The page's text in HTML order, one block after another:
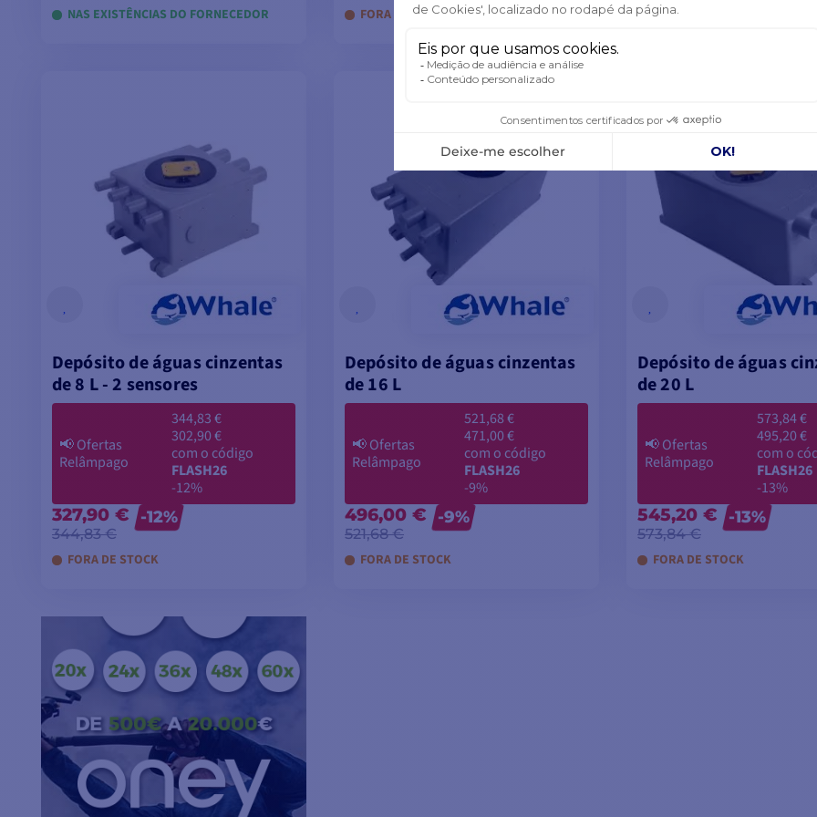
NAS EXISTÊNCIAS DO FORNECEDOR FORA DE STOCK
ADICIONAR AO CARRINHO
FORA DE STOCK
Depósito de águas cinzentas
de 8 L - 2 sensores
📢Ofertas
Relâmpago
344,83 €
302,90 €
com o código
FLASH26
-12%
327,90 €
344,83 €
-12%
FORA DE STOCK
ADICIONAR AO CARRINHO
Depósito de águas cinzentas
de 16 L
📢Ofertas
Relâmpago
521,68 €
471,00 €
com o código
FLASH26
-9%
496,00 €
521,68 €
-9%
FORA DE STOCK
Depósito de águas
de 20 L
📢Ofertas
Relâmpago
573,84 €
495,20 €
com o
FLASH26
-13%
545,20 €
573,84 €
-13%
FORA DE STOCK